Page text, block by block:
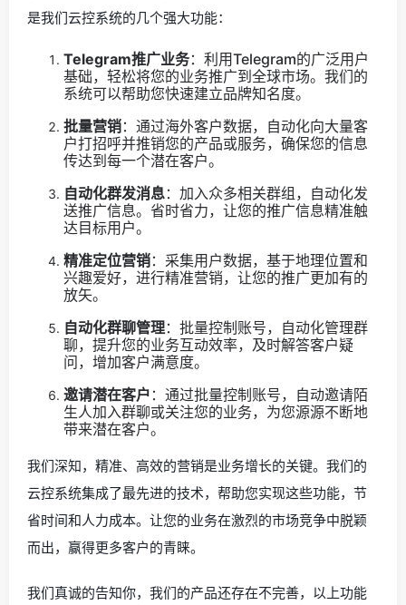
是我们云控系统的几个强大功能：
Telegram推广业务：利用Telegram的广泛用户
基础，轻松将您的业务推广到全球市场。我们的
系统可以帮助您快速建立品牌知名度。
批量营销：通过海外客户数据，自动化向大量客
户打招呼并推销您的产品或服务，确保您的信息
传达到每一个潜在客户。
自动化群发消息：加入众多相关群组，自动化发
送推广信息。省时省力，让您的推广信息精准触
达目标用户。
精准定位营销：采集用户数据，基于地理位置和
兴趣爱好，进行精准营销，让您的推广更加有的
放矢。
自动化群聊管理：批量控制账号，自动化管理群
聊，提升您的业务互动效率，及时解答客户疑
问，增加客户满意度。
邀请潜在客户 ：通过批量控制账号，自动邀请陌
生人加入群聊或关注您的业务，为您源源不断地
带来潜在客户。
我们深知，精准、高效的营销是业务增长的关键。我们的
云控系统集成了最先进的技术，帮助您实现这些功能，节
省时间和人力成本。让您的业务在激烈的市场竞争中脱颖
而出，赢得更多客户的青睐。
我们真诚的告知你，我们的产品还存在不完善，以上功能